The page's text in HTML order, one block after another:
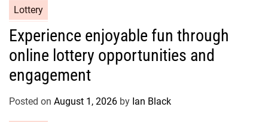
a
e
o
r
Lottery
Experience enjoyable fun through
online lottery opportunities and
engagement
Posted on August 1, 2026 by Ian Black